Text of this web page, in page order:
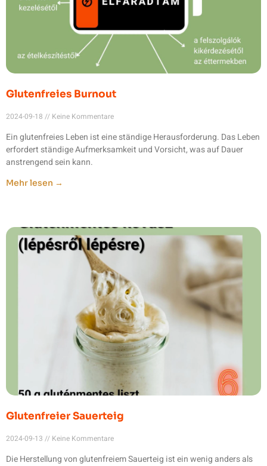
Glutenfreies Burnout
2024-09-18 Keine Kommentare
Ein glutenfreies Leben ist eine ständige Herausforderung. Das Leben
erfordert ständige Aufmerksamkeit und Vorsicht, was auf Dauer
anstrengend sein kann.
Mehr lesen →
Glutenfreier Sauerteig
2024-09-13 Keine Kommentare
Die Herstellung von glutenfreiem Sauerteig ist ein wenig anders als